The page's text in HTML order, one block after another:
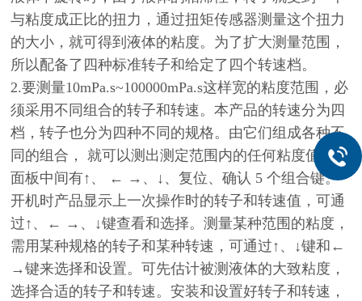
与粘度成正比的扭力，通过扭矩传感器测量这个扭力
的大小，就可得到液体的粘度。为了扩大测量范围，
所以配备了四种标准转子和给定了四个转速档。
2.要测量10mPa.s~100000mPa.s这样宽的粘度范围，必
须采用不同组合的转子和转速。本产品的转速分为四
档，转子也分为四种不同的规格。由它们组成各种不
同的组合， 就可以测出测定范围内的任何粘度值。
面板中间有↑、 ← →、↓、复位、确认 5 个组合键。
开机时产品显示上一次操作时的转子和转速值，可通
过↑、← →、↓键查看和选择。测量某种范围的粘度，
需用某种规格的转子和某种转速，可通过↑、↓键和←
→键来选择和设置。可先估计被测液体的大致粘度，
选择合适的转子和转速。安装和设置好转子和转速，